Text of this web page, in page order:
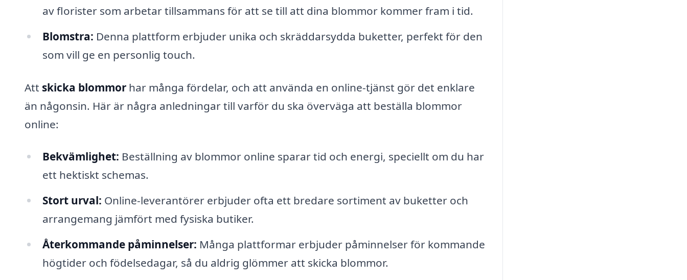
av florister som arbetar tillsammans för att se till att dina blommor kommer fram i tid.
Blomstra: Denna plattform erbjuder unika och skräddarsydda buketter, perfekt för den
som vill ge en personlig touch.
Att skicka blommor har många fördelar, och att använda en online-tjänst gör det enklare
än någonsin. Här är några anledningar till varför du ska överväga att beställa blommor
online:
Bekvämlighet: Beställning av blommor online sparar tid och energi, speciellt om du har
ett hektiskt schemas.
Stort urval: Online-leverantörer erbjuder ofta ett bredare sortiment av buketter och
arrangemang jämfört med fysiska butiker.
Återkommande påminnelser: Många plattformar erbjuder påminnelser för kommande
högtider och födelsedagar, så du aldrig glömmer att skicka blommor.